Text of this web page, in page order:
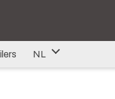
NL
NL